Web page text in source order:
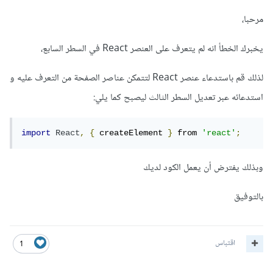
مرحبا،
يخبرك الخطأ انه لم يتعرف على العنصر React في السطر السابع،
لذلك قم باستدعاء عنصر React لتتمكن عناصر الصفحة من التعرف عليه و
استدعائه عبر تعديل السطر الثالث ليصبح كما يلي:
import React, { createElement } from 'react';
وبذلك يفترض أن يعمل الكود لديك
بالتوفيق
1 اقتباس